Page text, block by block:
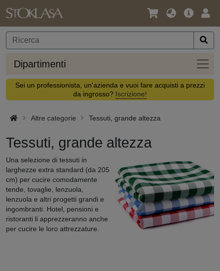
Lingua
Valuta
Offerta
Dipartimenti
Sei un professionista, un'azienda e vuoi fare acquisti a prezzi
da ingrosso? Iscrizione!
Altre categorie Tessuti, grande altezza
Tessuti, grande altezza
Una selezione di tessuti in
larghezze extra standard (da 205
cm) per cucire comodamente
tende, tovaglie, lenzuola,
lenzuola e altri progetti grandi e
ingombranti. Hotel, pensioni e
ristoranti li apprezzeranno anche
per cucire le loro attrezzature.